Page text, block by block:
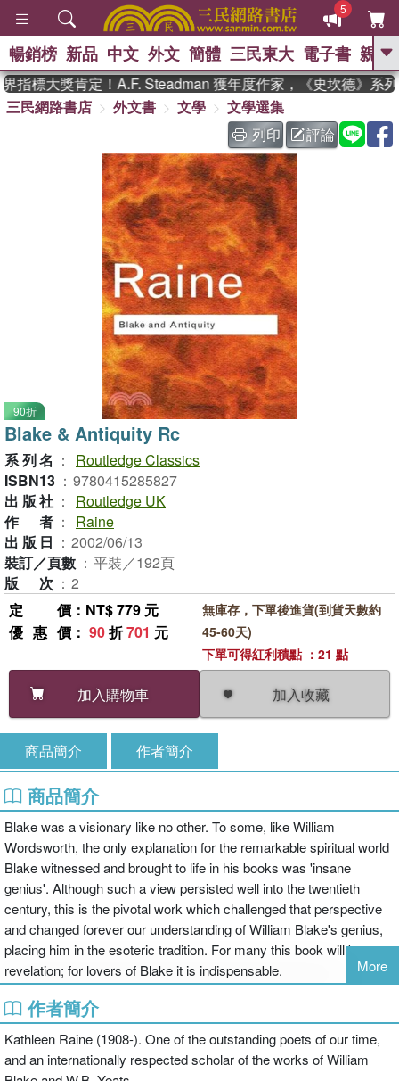
5
GO
熱搜： 東野圭吾 、
The Odyssey 、 父親節 、 如果歷
史是一群喵 、 暑期推薦 、 國際布克
獎 臺灣漫遊錄 、 方念華
登輝時代 、 數學女孩：黎曼猜想
偉大的迷走神經
暢銷榜 新品 中文 外文 簡體 三民東大 電子書 親子
標大獎肯定！A.F. Steadman 獲年度作家，《史坎德》系列
三民網路書店
外文書 文學
文學選集
列印
評論
90折
Blake & Antiquity Rc
系列名 ：
Routledge Classics
ISBN13 ： 9780415285827
出版社 ：
Routledge UK
作者 ：
Raine
出版日 ： 2002/06/13
裝訂／頁數 ： 平裝／192頁
版次 ： 2
定價 ：NT$ 779 元
優惠價 ： 90折701 元
加入購物車 加入收藏
無庫存，下單後進貨(到貨天數約
45-60天)
下單可得紅利積點 ：21 點
商品簡介 作者簡介
商品簡介
Blake was a visionary like no other. To some, like William
Wordsworth, the only explanation for the remarkable spiritual world
Blake witnessed and brought to life in his books was 'insane
genius'. Although such a view persisted well into the twentieth
century, this is the pivotal work which challenged that perspective
and changed forever our understanding of William Blake's genius,
placing him in the esoteric tradition. For many this book will be a
revelation; for lovers of Blake it is indispensable.
More
作者簡介
Kathleen Raine (1908-). One of the outstanding poets of our time,
and an internationally respected scholar of the works of William